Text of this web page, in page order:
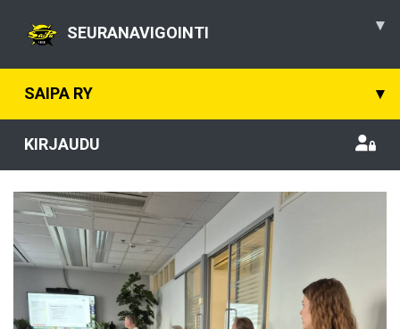
SEURANAVIGOINTI ▾
SAIPA RY ▾
KIRJAUDU